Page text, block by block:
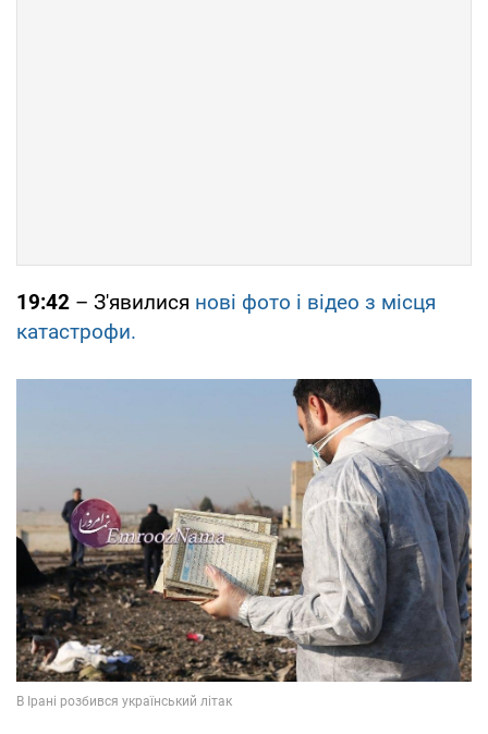
19:42 – З'явилися нові фото і відео з місця
катастрофи.